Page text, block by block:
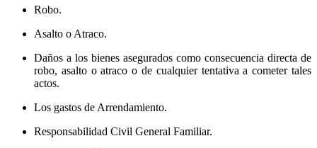
Robo.
Asalto o Atraco.
Daños a los bienes asegurados como consecuencia directa de
robo, asalto o atraco o de cualquier tentativa a cometer tales
actos.
Los gastos de Arrendamiento.
Responsabilidad Civil General Familiar.